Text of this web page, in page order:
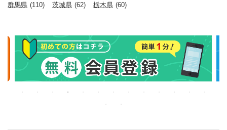
群馬県 (110) 茨城県 (62) 栃木県 (60)